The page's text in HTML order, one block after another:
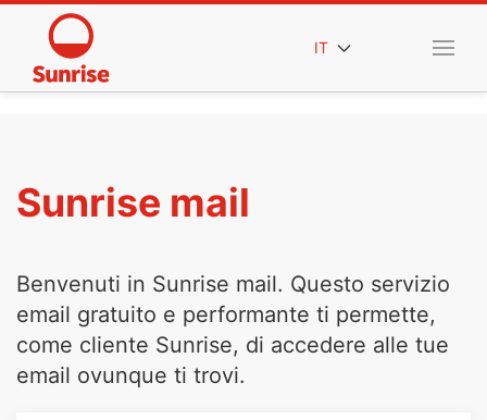
IT
Sunrise mail
Benvenuti in Sunrise mail. Questo servizio
email gratuito e performante ti permette,
come cliente Sunrise, di accedere alle tue
email ovunque ti trovi.